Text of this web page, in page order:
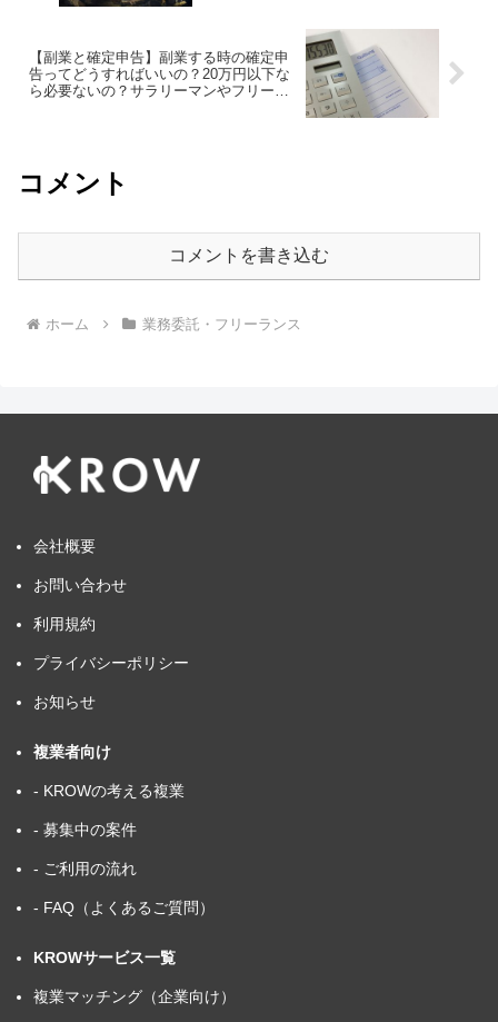
【副業と確定申告】副業する時の確定申
告ってどうすればいいの？20万円以下な
ら必要ないの？サラリーマンやフリーラ
コメント
コメントを書き込む
ホーム 業務委託・フリーランス
会社概要
お問い合わせ
利用規約
プライバシーポリシー
お知らせ
複業者向け
- KROWの考える複業
- 募集中の案件
- ご利用の流れ
- FAQ（よくあるご質問）
KROWサービス一覧
複業マッチング（企業向け）